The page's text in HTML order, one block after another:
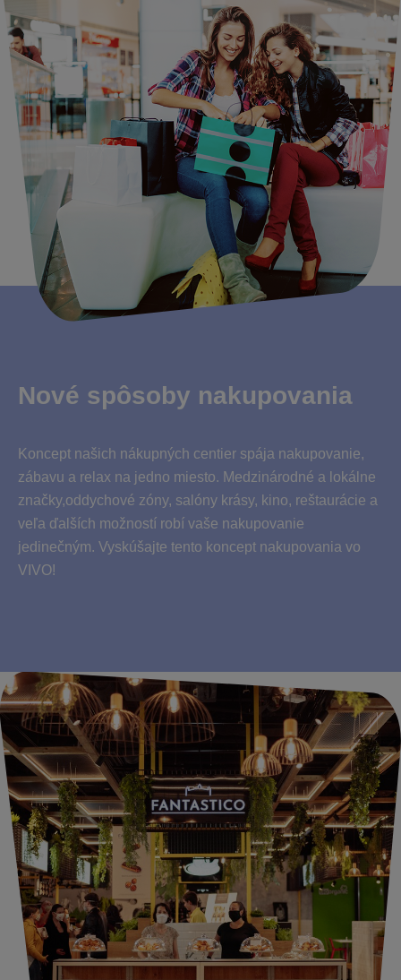
Nové spôsoby nakupovania
Koncept našich nákupných centier spája nakupovanie,
zábavu a relax na jedno miesto. Medzinárodné a lokálne
značky,oddychové zóny, salóny krásy, kino, reštaurácie a
veľa ďalších možností robí vaše nakupovanie
jedinečným. Vyskúšajte tento koncept nakupovania vo
VIVO!